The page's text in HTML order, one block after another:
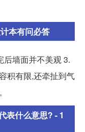
本有问必答
后墙面并不美观 3.
积有限,还牵扯到气
表什么意思? - 1